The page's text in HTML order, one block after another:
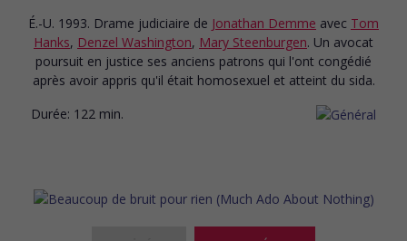
É.-U. 1993. Drame judiciaire de Jonathan Demme avec Tom
Hanks, Denzel Washington, Mary Steenburgen. Un avocat
poursuit en justice ses anciens patrons qui l'ont congédié
après avoir appris qu'il était homosexuel et atteint du sida.
Durée: 122 min.